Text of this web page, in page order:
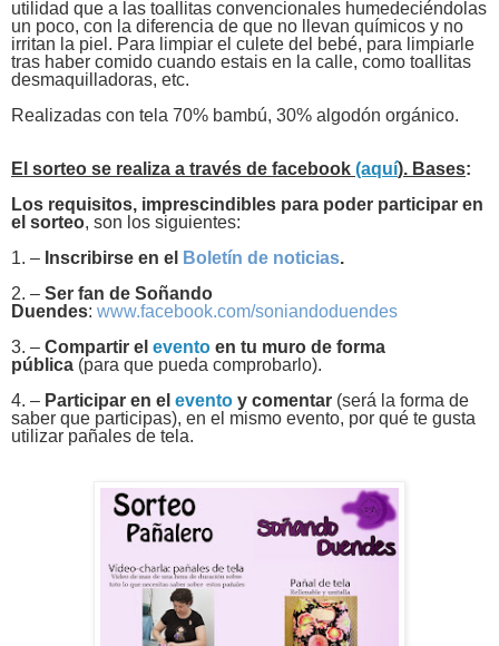
utilidad que a las toallitas convencionales humedeciéndolas
un poco, con la diferencia de que no llevan químicos y no
irritan la piel. Para limpiar el culete del bebé, para limpiarle
tras haber comido cuando estais en la calle, como toallitas
desmaquilladoras, etc.
Realizadas con tela 70% bambú, 30% algodón orgánico.
El sorteo se realiza a través de facebook (aquí). Bases:
Los requisitos, imprescindibles para poder participar en
el sorteo, son los siguientes:
1. – Inscribirse en el Boletín de noticias.
2. – Ser fan de Soñando
Duendes: www.facebook.com/soniandoduendes
3. – Compartir el evento en tu muro de forma
pública (para que pueda comprobarlo).
4. – Participar en el evento y comentar (será la forma de
saber que participas), en el mismo evento, por qué te gusta
utilizar pañales de tela.